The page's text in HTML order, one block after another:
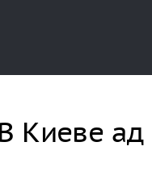
Киеве ад